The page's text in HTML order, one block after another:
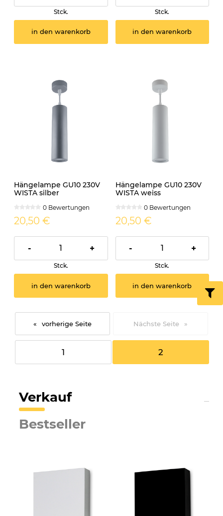
Stck.
in den warenkorb
Stck.
in den warenkorb
Hängelampe GU10 230V
WISTA silber
0 Bewertungen
20,50 €
- +
Stck.
in den warenkorb
Hängelampe GU10 230V
WISTA weiss
0 Bewertungen
20,50 €
- +
Stck.
in den warenkorb
«
1 2
»
Verkauf
Bestseller